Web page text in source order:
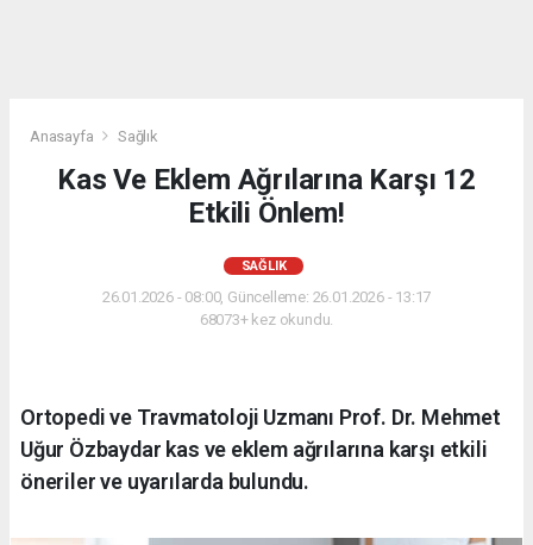
Anasayfa Sağlık
Kas Ve Eklem Ağrılarına Karşı 12
Etkili Önlem!
SAĞLIK
26.01.2026 - 08:00, Güncelleme: 26.01.2026 - 13:17
68073+ kez okundu.
Ortopedi ve Travmatoloji Uzmanı Prof. Dr. Mehmet
Uğur Özbaydar kas ve eklem ağrılarına karşı etkili
öneriler ve uyarılarda bulundu.